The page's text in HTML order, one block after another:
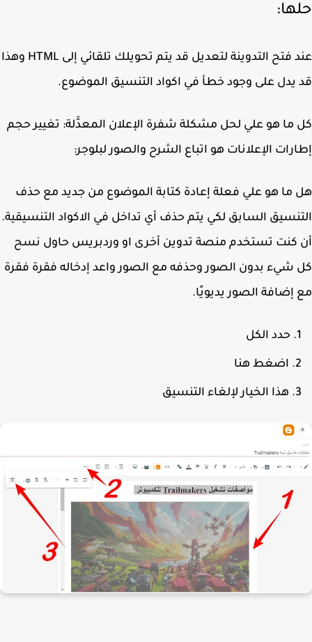
عند فتح التدوينة لتعديل قد يتم تحويلك تلقائي إلى HTML وهذا
يدل على وجود خطأ في اكواد التنسيق الموضوع.
ما هو علي لحل مشكلة شفرة الإعلان المعدَّلة: تغيير حجم
الإعلانات هو اتباع الشرح والصور لبلوجر:
ما هو علي فعلة إعادة كتابة الموضوع من جديد مع حذف
السابق لكي يتم حذف أي تداخل في الاكواد التنسيقية.
كنت تستخدم منصة تدوين أخرى او وردبريس حاول نسح
شيء بدون الصور وحذفه مع الصور واعد إدخاله فقرة فقرة
إضافة الصور يديويًا.
حدد الكل
اضغط هنا
هذا الخيار لإلغاء التنسيق